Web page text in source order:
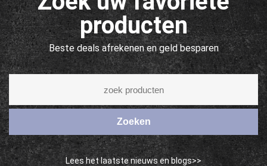
producten
Beste deals afrekenen en geld besparen
Zoeken
Lees het laatste nieuws en blogs>>